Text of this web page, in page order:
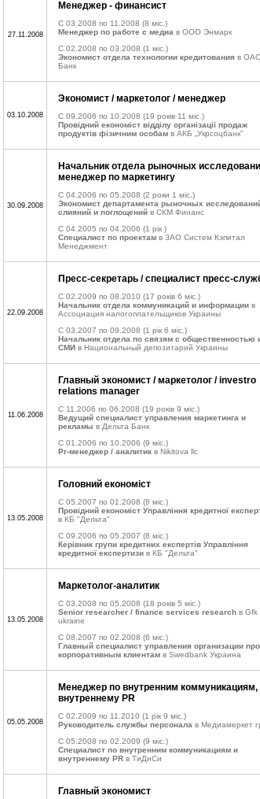
27.11.2008
Менеджер - финансист
C 03.2008 по 11.2008 (8 міс.)
Менеджер по работе с медиа в ООО Энмарк
C 02.2008 по 03.2008 (1 міс.)
Экономист отдела технологии кредитования в
Банк
03.10.2008
Экономист / маркетолог / менеджер
C 09.2006 по 10.2008 (19 років 11 міс.)
Провідний економіст відділу організації продаж
продуктів фізичним особам в АКБ „Укрсоцбанк”
30.09.2008
Начальник отдела рыночных
менеджер по маркетингу
C 04.2006 по 05.2008 (2 роки 1 міс.)
Экономист департамента рыночных
слияний и поглощений в СКМ Финанс
C 04.2005 по 04.2006 (1 рік )
Специалист по проектам в ЗАО Систем Кэпитал
Менеджмент
22.09.2008
Пресс-секретарь / специалист пресс-
C 02.2009 по 08.2010 (17 років 6 міс.)
Начальник отдела коммуникаций и информации в
Ассоциация налогоплательщиков Украины
C 03.2007 по 09.2008 (1 рік 6 міс.)
Начальник отдела по связям с общественностью
СМИ в Национальный депозитарий Украины
11.06.2008
Главный экономист / маркетолог / investro
relations manager
C 11.2006 по 06.2008 (19 років 9 міс.)
Ведущий специалист управления маркетинга и
рекламы в Дельта Банк
C 01.2006 по 10.2006 (9 міс.)
Pr-менеджер / аналитик в Nikitova llc
13.05.2008
Головний економіст
C 05.2007 по 01.2008 (8 міс.)
Провідний економіст Управління кредитної
в КБ "Дельта"
C 09.2006 по 05.2007 (8 міс.)
Керівник групи кредитних експертів Управління
кредитної експертизи в КБ "Дельта"
13.05.2008
Маркетолог-аналитик
C 03.2008 по 05.2008 (18 років 5 міс.)
Senior researcher / finance services research в Gfk
ukraine
C 08.2007 по 02.2008 (6 міс.)
Главный специалист управления организации
корпоративным клиентам в Swedbank Украина
05.05.2008
Менеджер по внутренним коммуникациям,
внутреннему PR
C 02.2009 по 11.2010 (1 рік 9 міс.)
Руководитель службы персонала в Медиамеркет
C 05.2008 по 02.2009 (9 міс.)
Специалист по внутренним коммуникациям и
внутреннему PR в ТиДиСи
Главный экономист